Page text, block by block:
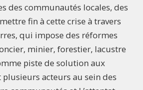
des communautés locales, des
fin à cette crise à travers
qui impose des réformes
minier, forestier, lacustre
piste de solution aux
acteurs au sein des